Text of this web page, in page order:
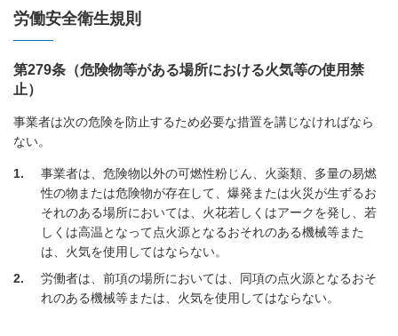
労働安全衛生規則
第279条（危険物等がある場所における火気等の使用禁
止）
事業者は次の危険を防止するため必要な措置を講じなければなら
ない。
1
事業者は、危険物以外の可燃性粉じん、火薬類、多量の易燃
性の物または危険物が存在して、爆発または火災が生ずるお
それのある場所においては、火花若しくはアークを発し、若
しくは高温となって点火源となるおそれのある機械等また
は、火気を使用してはならない。
2
労働者は、前項の場所においては、同項の点火源となるおそ
れのある機械等または、火気を使用してはならない。